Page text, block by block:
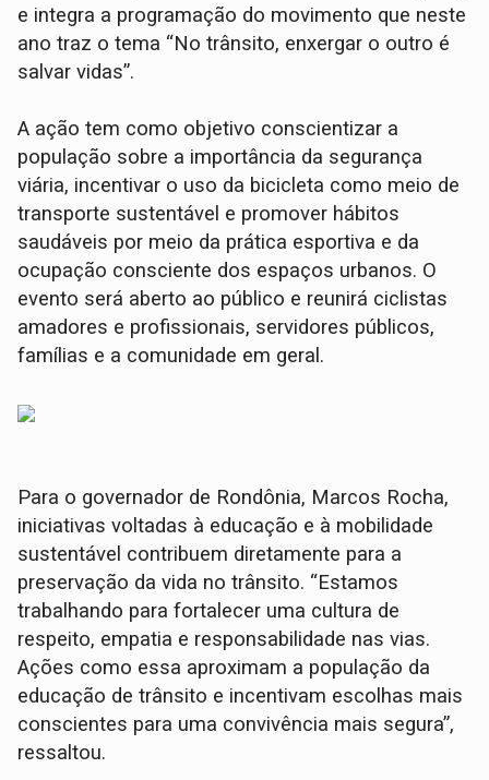
e integra a programação do movimento que neste
ano traz o tema “No trânsito, enxergar o outro é
salvar vidas”.
A ação tem como objetivo conscientizar a
população sobre a importância da segurança
viária, incentivar o uso da bicicleta como meio de
transporte sustentável e promover hábitos
saudáveis por meio da prática esportiva e da
ocupação consciente dos espaços urbanos. O
evento será aberto ao público e reunirá ciclistas
amadores e profissionais, servidores públicos,
famílias e a comunidade em geral.
Para o governador de Rondônia, Marcos Rocha,
iniciativas voltadas à educação e à mobilidade
sustentável contribuem diretamente para a
preservação da vida no trânsito. “Estamos
trabalhando para fortalecer uma cultura de
respeito, empatia e responsabilidade nas vias.
Ações como essa aproximam a população da
educação de trânsito e incentivam escolhas mais
conscientes para uma convivência mais segura”,
ressaltou.